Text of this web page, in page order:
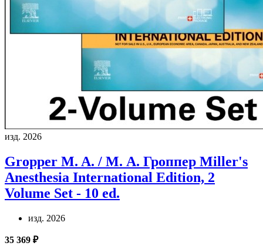
изд. 2026
Gropper M. A. / М. А. Гроппер Miller's
Anesthesia International Edition, 2
Volume Set - 10 ed.
изд. 2026
35 369 ₽